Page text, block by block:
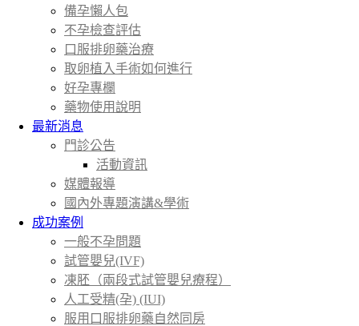
備孕懶人包
不孕檢查評估
口服排卵藥治療
取卵植入手術如何進行
好孕專欄
藥物使用說明
最新消息
門診公告
活動資訊
媒體報導
國內外專題演講&學術
成功案例
一般不孕問題
試管嬰兒(IVF)
凍胚（兩段式試管嬰兒療程）
人工受精(孕) (IUI)
服用口服排卵藥自然同房